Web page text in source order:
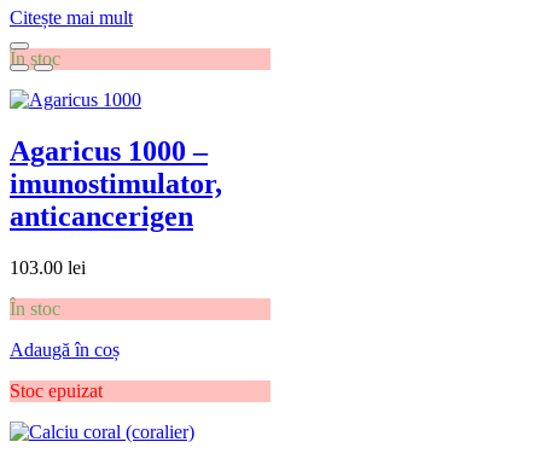
Citește mai mult
În stoc
Agaricus 1000 –
imunostimulator,
anticancerigen
103.00 lei
În stoc
Adaugă în coș
Stoc epuizat